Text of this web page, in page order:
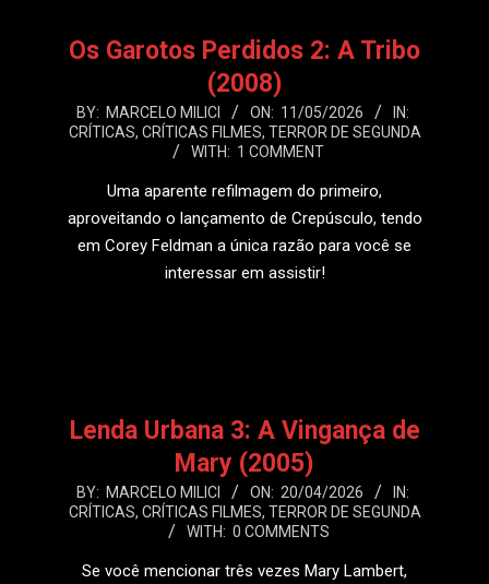
Os Garotos Perdidos 2: A Tribo
(2008)
2026-
05-
BY: MARCELO MILICI ON: 11/05/2026
IN:
CRÍTICAS, CRÍTICAS FILMES, TERROR DE SEGUNDA
WITH: 1 COMMENT
Uma aparente refilmagem do primeiro,
aproveitando o lançamento de Crepúsculo, tendo
em Corey Feldman a única razão para você se
interessar em assistir!
Lenda Urbana 3: A Vingança de
Mary (2005)
2026-
04-
BY: MARCELO MILICI ON: 20/04/2026
IN:
CRÍTICAS, CRÍTICAS FILMES, TERROR DE SEGUNDA
WITH: 0 COMMENTS
Se você mencionar três vezes Mary Lambert,